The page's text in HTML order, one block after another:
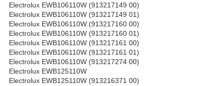
Electrolux EWB106110W (913217149 00)
Electrolux EWB106110W (913217149 01)
Electrolux EWB106110W (913217160 00)
Electrolux EWB106110W (913217160 01)
Electrolux EWB106110W (913217161 00)
Electrolux EWB106110W (913217161 01)
Electrolux EWB106110W (913217274 00)
Electrolux EWB125110W
Electrolux EWB125110W (913216371 00)